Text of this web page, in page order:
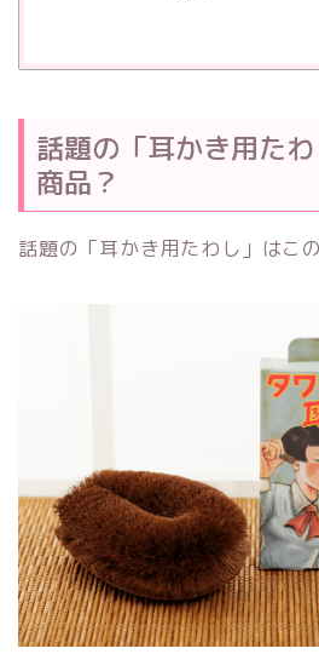
話題の「耳かき用た
商品？
話題の「耳かき用たわし」はこ